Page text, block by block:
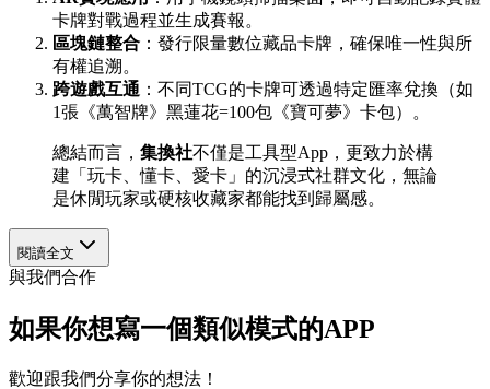
卡牌對戰過程並生成賽報。
區塊鏈整合 ：發行限量數位藏品卡牌，確保唯一性與所
有權追溯。
跨遊戲互通 ：不同TCG的卡牌可透過特定匯率兌換（如
1張《萬智牌》黑蓮花=100包《寶可夢》卡包）。
總結而言， 集換社不僅是工具型App，更致力於構
建「玩卡、懂卡、愛卡」的沉浸式社群文化，無論
是休閒玩家或硬核收藏家都能找到歸屬感。
閱讀全文
與我們合作
如果你想寫一個類似模式的APP
歡迎跟我們分享你的想法！